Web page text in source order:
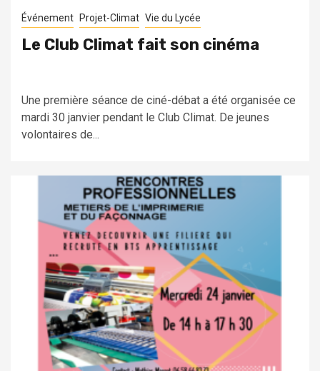
Événement Projet-Climat Vie du Lycée
Le Club Climat fait son cinéma
Une première séance de ciné-débat a été organisée ce
mardi 30 janvier pendant le Club Climat. De jeunes
volontaires de...